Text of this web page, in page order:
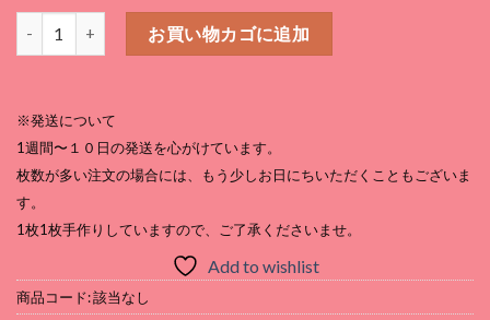
スモールクライマー 白個お買い物カゴに追加
※発送について
1週間〜１０日の発送を心がけています。
枚数が多い注文の場合には、もう少しお日にちいただくこともございま
す。
1枚1枚手作りしていますので、ご了承くださいませ。
Add to wishlist
商品コード:該当なし